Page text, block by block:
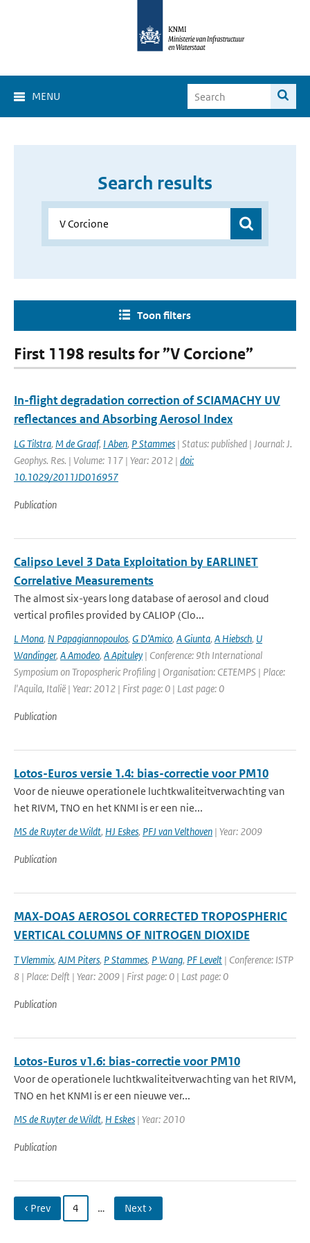
MENU
Search results
Toon filters
First 1198 results for ”V Corcione”
In-flight degradation correction of SCIAMACHY UV
reflectances and Absorbing Aerosol Index
LG Tilstra, M de Graaf, I Aben, P Stammes | Status: published | Journal: J.
Geophys. Res. | Volume: 117 | Year: 2012 | doi:
10.1029/2011JD016957
Publication
Calipso Level 3 Data Exploitation by EARLINET
Correlative Measurements
The almost six-years long database of aerosol and cloud
vertical profiles provided by CALIOP (Clo...
L Mona, N Papagiannopoulos, G D’Amico, A Giunta, A Hiebsch, U
Wandinger, A Amodeo, A Apituley | Conference: 9th International
Symposium on Tropospheric Profiling | Organisation: CETEMPS | Place:
l'Aquila, Italië | Year: 2012 | First page: 0 | Last page: 0
Publication
Lotos-Euros versie 1.4: bias-correctie voor PM10
Voor de nieuwe operationele luchtkwaliteitverwachting van
het RIVM, TNO en het KNMI is er een nie...
MS de Ruyter de Wildt, HJ Eskes, PFJ van Velthoven | Year: 2009
Publication
MAX-DOAS AEROSOL CORRECTED TROPOSPHERIC
VERTICAL COLUMNS OF NITROGEN DIOXIDE
T Vlemmix, AJM Piters, P Stammes, P Wang, PF Levelt | Conference: ISTP
8 | Place: Delft | Year: 2009 | First page: 0 | Last page: 0
Publication
Lotos-Euros v1.6: bias-correctie voor PM10
Voor de operationele luchtkwaliteitverwachting van het RIVM,
TNO en het KNMI is er een nieuwe ver...
MS de Ruyter de Wildt, H Eskes | Year: 2010
Publication
‹ Prev 4 … Next ›